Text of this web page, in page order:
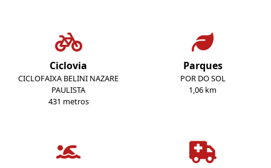
Ciclovia
CICLOFAIXA BELINI NAZARE
PAULISTA
431 metros
Parques
POR DO SOL
1,06 km